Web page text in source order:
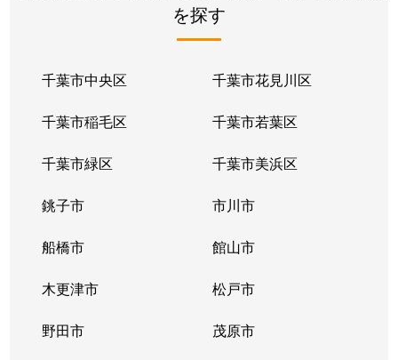
を探す
千葉市中央区 千葉市花見川区
千葉市稲毛区 千葉市若葉区
千葉市緑区 千葉市美浜区
銚子市 市川市
船橋市 館山市
木更津市 松戸市
野田市 茂原市